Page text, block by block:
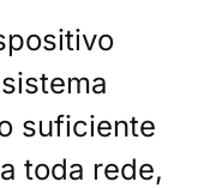
suficiente
toda rede,